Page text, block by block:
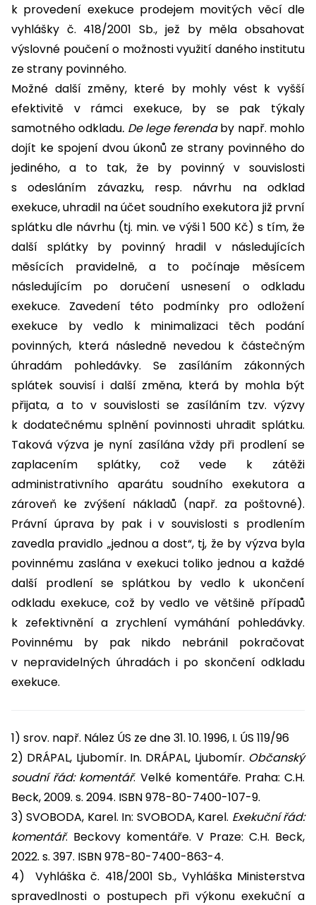
k provedení exekuce prodejem movitých věcí dle
vyhlášky č. 418/2001 Sb., jež by měla obsahovat
výslovné poučení o možnosti využití daného institutu
ze strany povinného.
Možné další změny, které by mohly vést k vyšší
efektivitě v rámci exekuce, by se pak týkaly
samotného odkladu. De lege ferendaby např. mohlo
dojít ke spojení dvou úkonů ze strany povinného do
jediného, a to tak, že by povinný v souvislosti
s odesláním závazku, resp. návrhu na odklad
exekuce, uhradil na účet soudního exekutora již první
splátku dle návrhu (tj. min. ve výši 1 500 Kč) s tím, že
další splátky by povinný hradil v následujících
měsících pravidelně, a to počínaje měsícem
následujícím po doručení usnesení o odkladu
exekuce. Zavedení této podmínky pro odložení
exekuce by vedlo k minimalizaci těch podání
povinných, která následně nevedou k částečným
úhradám pohledávky. Se zasíláním zákonných
splátek souvisí i další změna, která by mohla být
přijata, a to v souvislosti se zasíláním tzv. výzvy
k dodatečnému splnění povinnosti uhradit splátku.
Taková výzva je nyní zasílána vždy při prodlení se
zaplacením splátky, což vede k zátěži
administrativního aparátu soudního exekutora a
zároveň ke zvýšení nákladů (např. za poštovné).
Právní úprava by pak i v souvislosti s prodlením
zavedla pravidlo „jednou a dost“, tj, že by výzva byla
povinnému zaslána v exekuci toliko jednou a každé
další prodlení se splátkou by vedlo k ukončení
odkladu exekuce, což by vedlo ve většině případů
k zefektivnění a zrychlení vymáhání pohledávky.
Povinnému by pak nikdo nebránil pokračovat
v nepravidelných úhradách i po skončení odkladu
exekuce.
1) srov. např. Nález ÚS ze dne 31. 10. 1996, I. ÚS 119/96
2) DRÁPAL, Ljubomír. In. DRÁPAL, Ljubomír. Občanský
soudní řád: komentář. Velké komentáře. Praha: C.H.
Beck, 2009. s. 2094. ISBN 978-80-7400-107-9.
3) SVOBODA, Karel. In: SVOBODA, Karel. Exekuční řád:
komentář. Beckovy komentáře. V Praze: C.H. Beck,
2022. s. 397. ISBN 978-80-7400-863-4.
4) Vyhláška č. 418/2001 Sb., Vyhláška Ministerstva
spravedlnosti o postupech při výkonu exekuční a